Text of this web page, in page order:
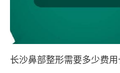
长沙鼻部整形需要多少费